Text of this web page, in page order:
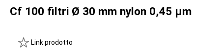
Cf 100 filtri Ø 30 mm nylon 0,45 µm
Link prodotto